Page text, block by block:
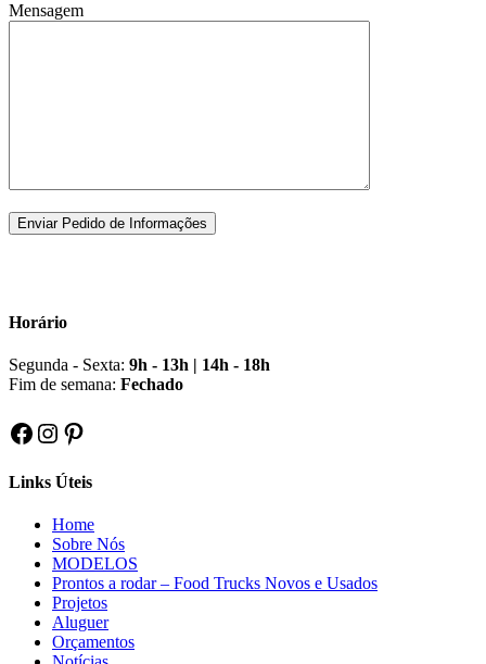
Mensagem
Horário
Segunda - Sexta: 9h - 13h | 14h - 18h
Fim de semana: Fechado
Facebook
Instagram
Pinterest
Links Úteis
Home
Sobre Nós
MODELOS
Prontos a rodar – Food Trucks Novos e Usados
Projetos
Aluguer
Orçamentos